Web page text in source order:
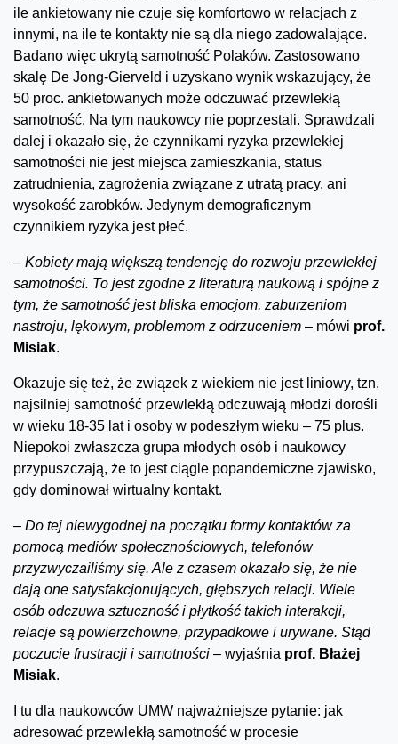
ile ankietowany nie czuje się komfortowo w relacjach z
innymi, na ile te kontakty nie są dla niego zadowalające.
Badano więc ukrytą samotność Polaków. Zastosowano
skalę De Jong-Gierveld i uzyskano wynik wskazujący, że
50 proc. ankietowanych może odczuwać przewlekłą
samotność. Na tym naukowcy nie poprzestali. Sprawdzali
dalej i okazało się, że czynnikami ryzyka przewlekłej
samotności nie jest miejsca zamieszkania, status
zatrudnienia, zagrożenia związane z utratą pracy, ani
wysokość zarobków. Jedynym demograficznym
czynnikiem ryzyka jest płeć.
– Kobiety mają większą tendencję do rozwoju przewlekłej
samotności. To jest zgodne z literaturą naukową i spójne z
tym, że samotność jest bliska emocjom, zaburzeniom
nastroju, lękowym, problemom z odrzuceniem – mówi prof.
Misiak.
Okazuje się też, że związek z wiekiem nie jest liniowy, tzn.
najsilniej samotność przewlekłą odczuwają młodzi dorośli
w wieku 18-35 lat i osoby w podeszłym wieku – 75 plus.
Niepokoi zwłaszcza grupa młodych osób i naukowcy
przypuszczają, że to jest ciągle popandemiczne zjawisko,
gdy dominował wirtualny kontakt.
– Do tej niewygodnej na początku formy kontaktów za
pomocą mediów społecznościowych, telefonów
przyzwyczailiśmy się. Ale z czasem okazało się, że nie
dają one satysfakcjonujących, głębszych relacji. Wiele
osób odczuwa sztuczność i płytkość takich interakcji,
relacje są powierzchowne, przypadkowe i urywane. Stąd
poczucie frustracji i samotności – wyjaśnia prof. Błażej
Misiak.
I tu dla naukowców UMW najważniejsze pytanie: jak
adresować przewlekłą samotność w procesie